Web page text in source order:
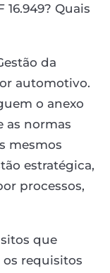
16.949? Quais
da
automotivo.
o anexo
as normas
mesmos
estratégica,
processos,
que
requisitos